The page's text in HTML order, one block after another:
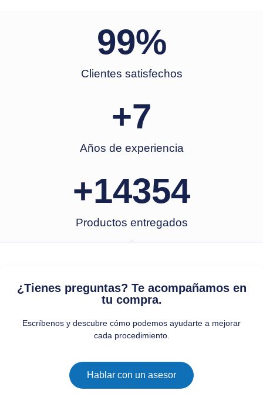
Clientes satisfechos
99%
Años de experiencia
+7
Productos entregados
+14354
¿Tienes preguntas? Te acompañamos en
tu compra.
Escríbenos y descubre cómo podemos ayudarte a mejorar
cada procedimiento.
Hablar con un asesor